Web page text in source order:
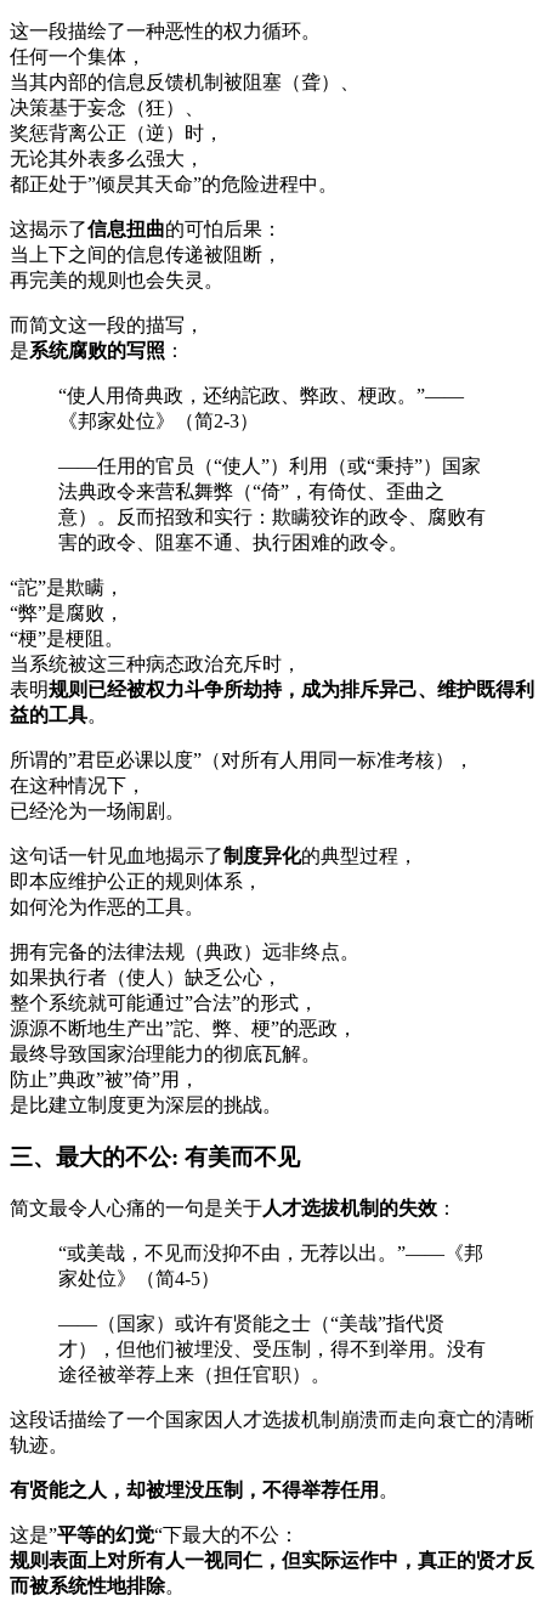
这一段描绘了一种恶性的权力循环。
任何一个集体，
当其内部的信息反馈机制被阻塞（聋）、
决策基于妄念（狂）、
奖惩背离公正（逆）时，
无论其外表多么强大，
都正处于”倾昃其天命”的危险进程中。
这揭示了信息扭曲的可怕后果：
当上下之间的信息传递被阻断，
再完美的规则也会失灵。
而简文这一段的描写，
是系统腐败的写照 ：
“使人用倚典政，还纳詑政、弊政、梗政。”——
《邦家处位》（简2-3）
——任用的官员（“使人”）利用（或“秉持”）国家
法典政令来营私舞弊（“倚”，有倚仗、歪曲之
意）。反而招致和实行：欺瞒狡诈的政令、腐败有
害的政令、阻塞不通、执行困难的政令。
“詑”是欺瞒，
“弊”是腐败，
“梗”是梗阻。
当系统被这三种病态政治充斥时，
表明规则已经被权力斗争所劫持，成为排斥异己、维护既得利
益的工具。
所谓的”君臣必课以度”（对所有人用同一标准考核），
在这种情况下，
已经沦为一场闹剧。
这句话一针见血地揭示了制度异化的典型过程，
即本应维护公正的规则体系，
如何沦为作恶的工具。
拥有完备的法律法规（典政）远非终点。
如果执行者（使人）缺乏公心，
整个系统就可能通过”合法”的形式，
源源不断地生产出”詑、弊、梗”的恶政，
最终导致国家治理能力的彻底瓦解。
防止”典政”被”倚”用，
是比建立制度更为深层的挑战。
三、最大的不公: 有美而不见
简文最令人心痛的一句是关于人才选拔机制的失效 ：
“或美哉，不见而没抑不由，无荐以出。”——《邦
家处位》（简4-5）
——（国家）或许有贤能之士（“美哉”指代贤
才），但他们被埋没、受压制，得不到举用。没有
途径被举荐上来（担任官职）。
这段话描绘了一个国家因人才选拔机制崩溃而走向衰亡的清晰
轨迹。
有贤能之人，却被埋没压制，不得举荐任用 。
这是”平等的幻觉“下最大的不公：
规则表面上对所有人一视同仁，但实际运作中，真正的贤才反
而被系统性地排除。